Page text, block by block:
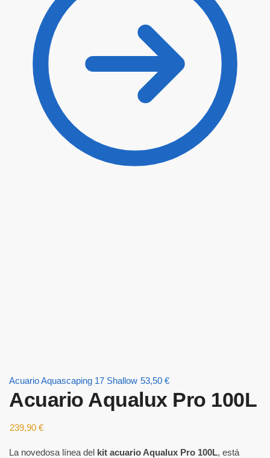
Acuario Aquascaping 17 Shallow 53,50 €
Acuario Aqualux Pro 100L
239,90 €
La novedosa línea del kit acuario Aqualux Pro 100L, está